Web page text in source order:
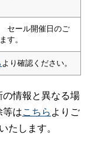
セール開催日のご
す。
より確認ください。
情報と異なる場
等はこちら よりご
たします。